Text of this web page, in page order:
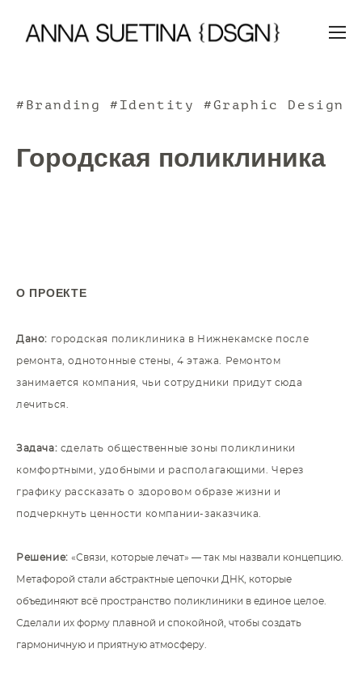
#Branding #Identity #Graphic Design
Городская поликлиника
О ПРОЕКТЕ
Дано: городская поликлиника в Нижнекамске после
ремонта, однотонные стены, 4 этажа. Ремонтом
занимается компания, чьи сотрудники придут сюда
лечиться.
Задача: сделать общественные зоны поликлиники
комфортными, удобными и располагающими. Через
графику рассказать о здоровом образе жизни и
подчеркнуть ценности компании-заказчика.
Решение:«Связи, которые лечат» — так мы назвали концепцию.
Метафорой стали абстрактные цепочки ДНК, которые
объединяют всё пространство поликлиники в единое целое.
Сделали их форму плавной и спокойной, чтобы создать
гармоничную и приятную атмосферу.